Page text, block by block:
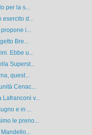
per la s...
d...
i...
Bre...
Ebbe u...
Superst...
quest...
Cenac...
v...
e in ...
le preno...